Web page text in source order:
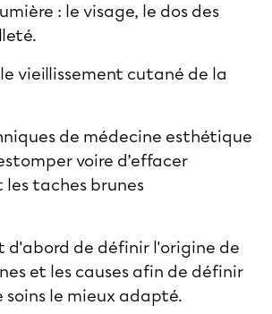
: le visage, le dos des
vieillissement cutané de la
de médecine esthétique
voire d’effacer
taches brunes
d'abord de définir l'origine de
et les causes afin de définir
soins le mieux adapté.